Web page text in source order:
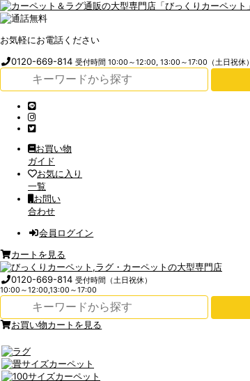
お気軽にお電話ください
0120-669-814受付時間 10:00～12:00, 13:00～17:00（土日祝休）
お買い物
ガイド
お気に入り
一覧
お問い
合わせ
会員ログイン
カートを見る
0120-669-814受付時間（土日祝休）
10:00～12:00,13:00～17:00
お買い物カートを見る